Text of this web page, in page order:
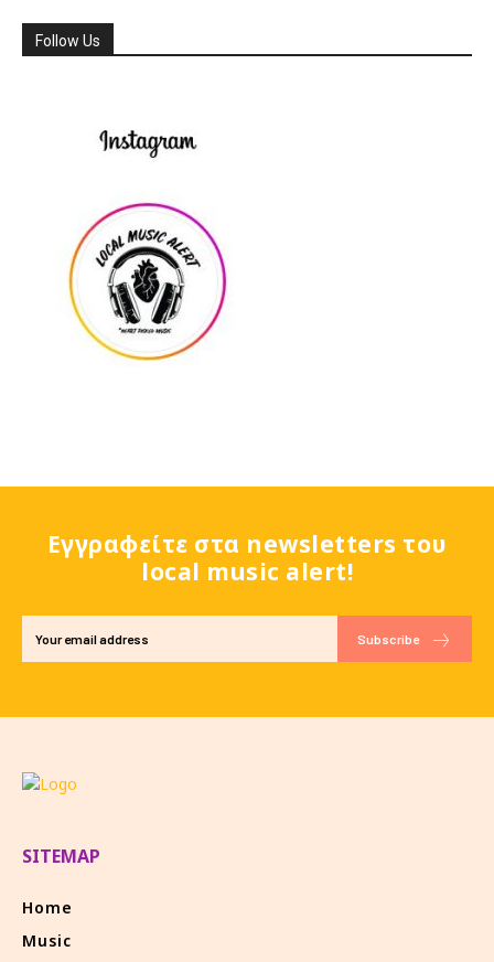
Follow Us
Εγγραφείτε στα newsletters του
local music alert!
Subscribe
SITEMAP
Home
Music